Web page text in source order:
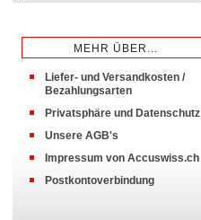
MEHR ÜBER...
Liefer- und Versandkosten /
Bezahlungsarten
Privatsphäre und Datenschutz
Unsere AGB's
Impressum von Accuswiss.ch
Postkontoverbindung